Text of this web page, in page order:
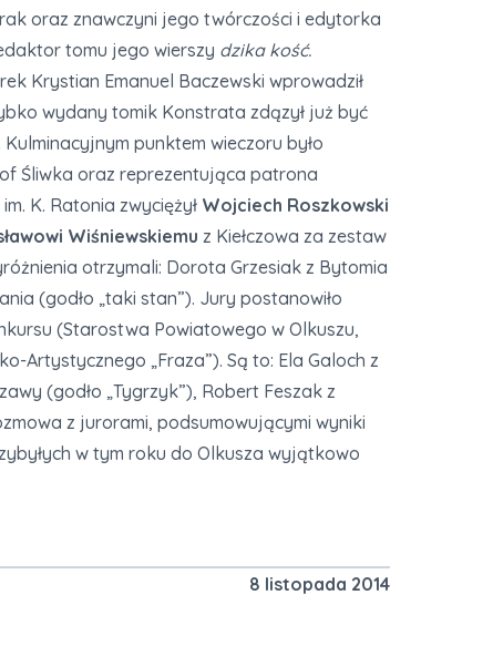
oraz znawczyni jego twórczości i edytorka
tomu jego wierszy dzika kość.
Krystian Emanuel Baczewski wprowadził
wydany tomik Konstrata zdązył już być
punktem wieczoru było
Śliwka oraz reprezentująca patrona
K. Ratonia zwyciężył Wojciech Roszkowski
Wiśniewskiemu z Kiełczowa za zestaw
otrzymali: Dorota Grzesiak z Bytomia
(godło „taki stan”). Jury postanowiło
(Starostwa Powiatowego w Olkuszu,
Artystycznego „Fraza”). Są to: Ela Galoch z
(godło „Tygrzyk”), Robert Feszak z
z jurorami, podsumowującymi wyniki
w tym roku do Olkusza wyjątkowo
8 listopada 2014